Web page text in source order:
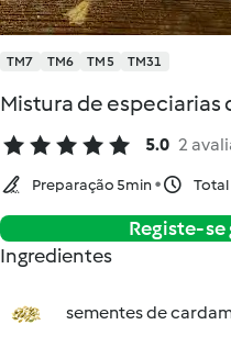
TM7 TM6 TM5 TM31
Mistura de especiarias
5.0 2
Preparação 5min
Registe-
Ingredientes
sementes de